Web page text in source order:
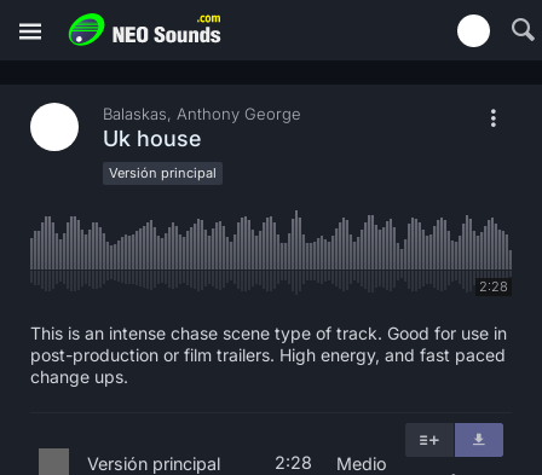
Balaskas, Anthony George
Uk house
Versión principal
2:28
This is an intense chase scene type of track. Good for use in
post-production or film trailers. High energy, and fast paced
change ups.
Versión principal 2:28 Medio